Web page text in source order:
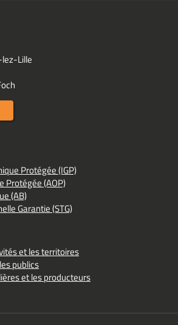
Lille
Protégée (IGP)
Protégée (AOP)
(AB)
Garantie (STG)
et les territoires
publics
et les producteurs